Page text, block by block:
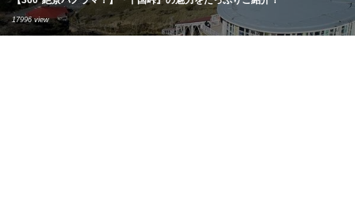
17996 view